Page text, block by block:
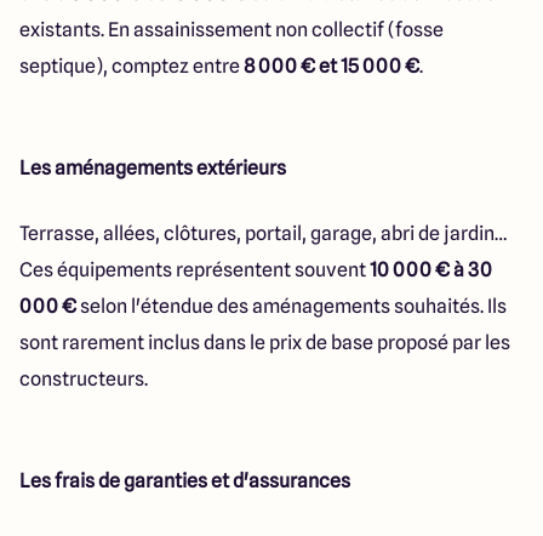
existants. En assainissement non collectif (fosse
septique), comptez entre8 000 € et 15 000 €.
Les aménagements extérieurs
Terrasse, allées, clôtures, portail, garage, abri de jardin…
Ces équipements représentent souvent10 000 € à 30
000 €selon l'étendue des aménagements souhaités. Ils
sont rarement inclus dans le prix de base proposé par les
constructeurs.
Les frais de garanties et d'assurances